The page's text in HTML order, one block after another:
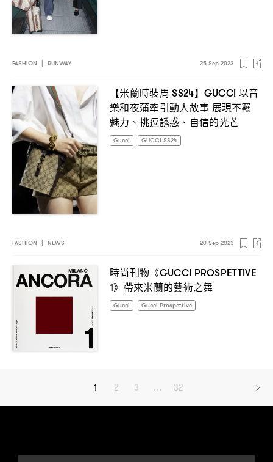
FASHION RUNWAY 25 Sep 2023
【米蘭時裝周 SS24】 GUCCI 以音
樂和夜蒲牽引動人故事 展現不羈
魅力、挑逗誘惑、自信的光芒
Gucci GUCCI SS24
FASHION NEWS 20 Sep 2023
時尚刊物《GUCCI PROSPETTIVE
1》帶來米蘭的藝術之舞
Gucci Gucci Prospettive
1 2 3 … 32